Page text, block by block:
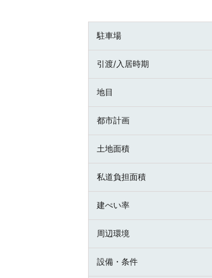
駐車場
引渡/入居時期
地目
都市計画
土地面積
私道負担面積
建ぺい率
周辺環境
設備・条件